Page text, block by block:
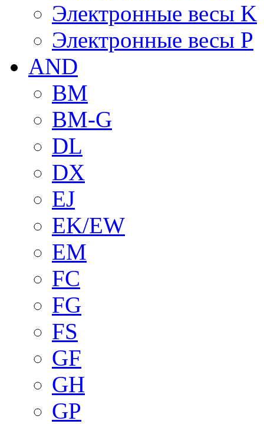
Электронные весы K
Электронные весы P
AND
BM
BM-G
DL
DX
EJ
EK/EW
EM
FC
FG
FS
GF
GH
GP